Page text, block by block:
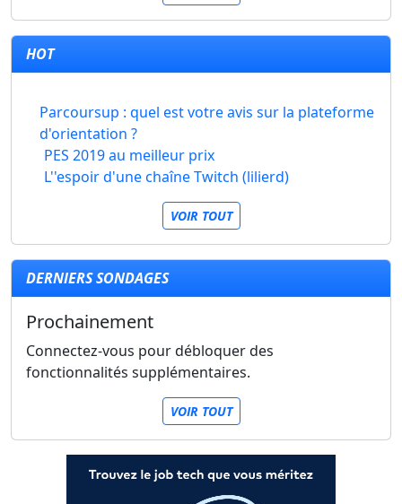
HOT
Parcoursup : quel est votre avis sur la plateforme
d'orientation ?
PES 2019 au meilleur prix
L''espoir d'une chaîne Twitch (lilierd)
VOIR TOUT
DERNIERS SONDAGES
Prochainement
Connectez-vous pour débloquer des
fonctionnalités supplémentaires.
VOIR TOUT